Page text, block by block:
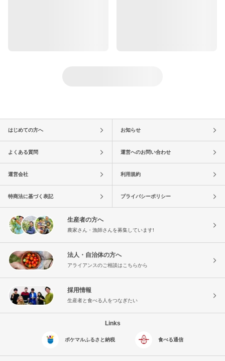
はじめての方へ お知らせ
よくある質問 運営へのお問い合わせ
運営会社 利用規約
特商法に基づく表記 プライバシーポリシー
生産者の方へ
農家さん・漁師さんを募集しています!
法人・自治体の方へ
アライアンスのご相談はこちらから
採用情報
生産者と食べる人をつなぎたい
Links
ポケマルふるさと納税 食べる通信